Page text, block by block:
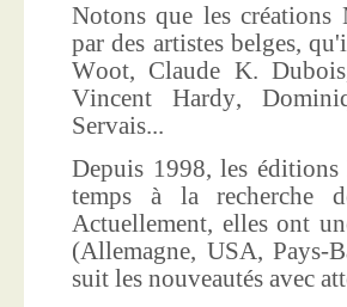
Notons que les créations
par des artistes belges,
Woot, Claude K.
Vincent Hardy,
Servais...
Depuis 1998, les
temps à la recherche
Actuellement, elles ont
(Allemagne, USA, Pays-
suit les nouveautés avec